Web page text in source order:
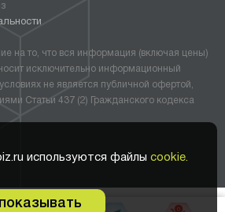
0
используются файлы cookie.
на то, что вся информация (включая цены)
исключительно информационный
не является публичной офертой,
Статьи 437 (2) Гражданского кодекса